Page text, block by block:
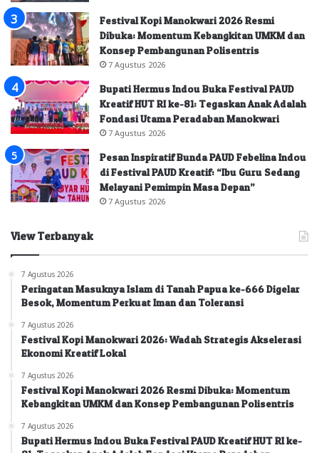
Festival Kopi Manokwari 2026 Resmi
Dibuka: Momentum Kebangkitan UMKM dan
Konsep Pembangunan Polisentris
7 Agustus 2026
Bupati Hermus Indou Buka Festival PAUD
Kreatif HUT RI ke-81: Tegaskan Anak Adalah
Fondasi Utama Peradaban Manokwari
7 Agustus 2026
Pesan Inspiratif Bunda PAUD Febelina Indou
di Festival PAUD Kreatif: “Ibu Guru Sedang
Melayani Pemimpin Masa Depan”
7 Agustus 2026
View Terbanyak
7 Agustus 2026
Peringatan Masuknya Islam di Tanah Papua ke-666 Digelar
Besok, Momentum Perkuat Iman dan Toleransi
7 Agustus 2026
Festival Kopi Manokwari 2026: Wadah Strategis Akselerasi
Ekonomi Kreatif Lokal
7 Agustus 2026
Festival Kopi Manokwari 2026 Resmi Dibuka: Momentum
Kebangkitan UMKM dan Konsep Pembangunan Polisentris
7 Agustus 2026
Bupati Hermus Indou Buka Festival PAUD Kreatif HUT RI ke-